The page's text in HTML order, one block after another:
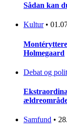
Sådan kan
Kultur •
Holmegaard
Debat og
Samfund •